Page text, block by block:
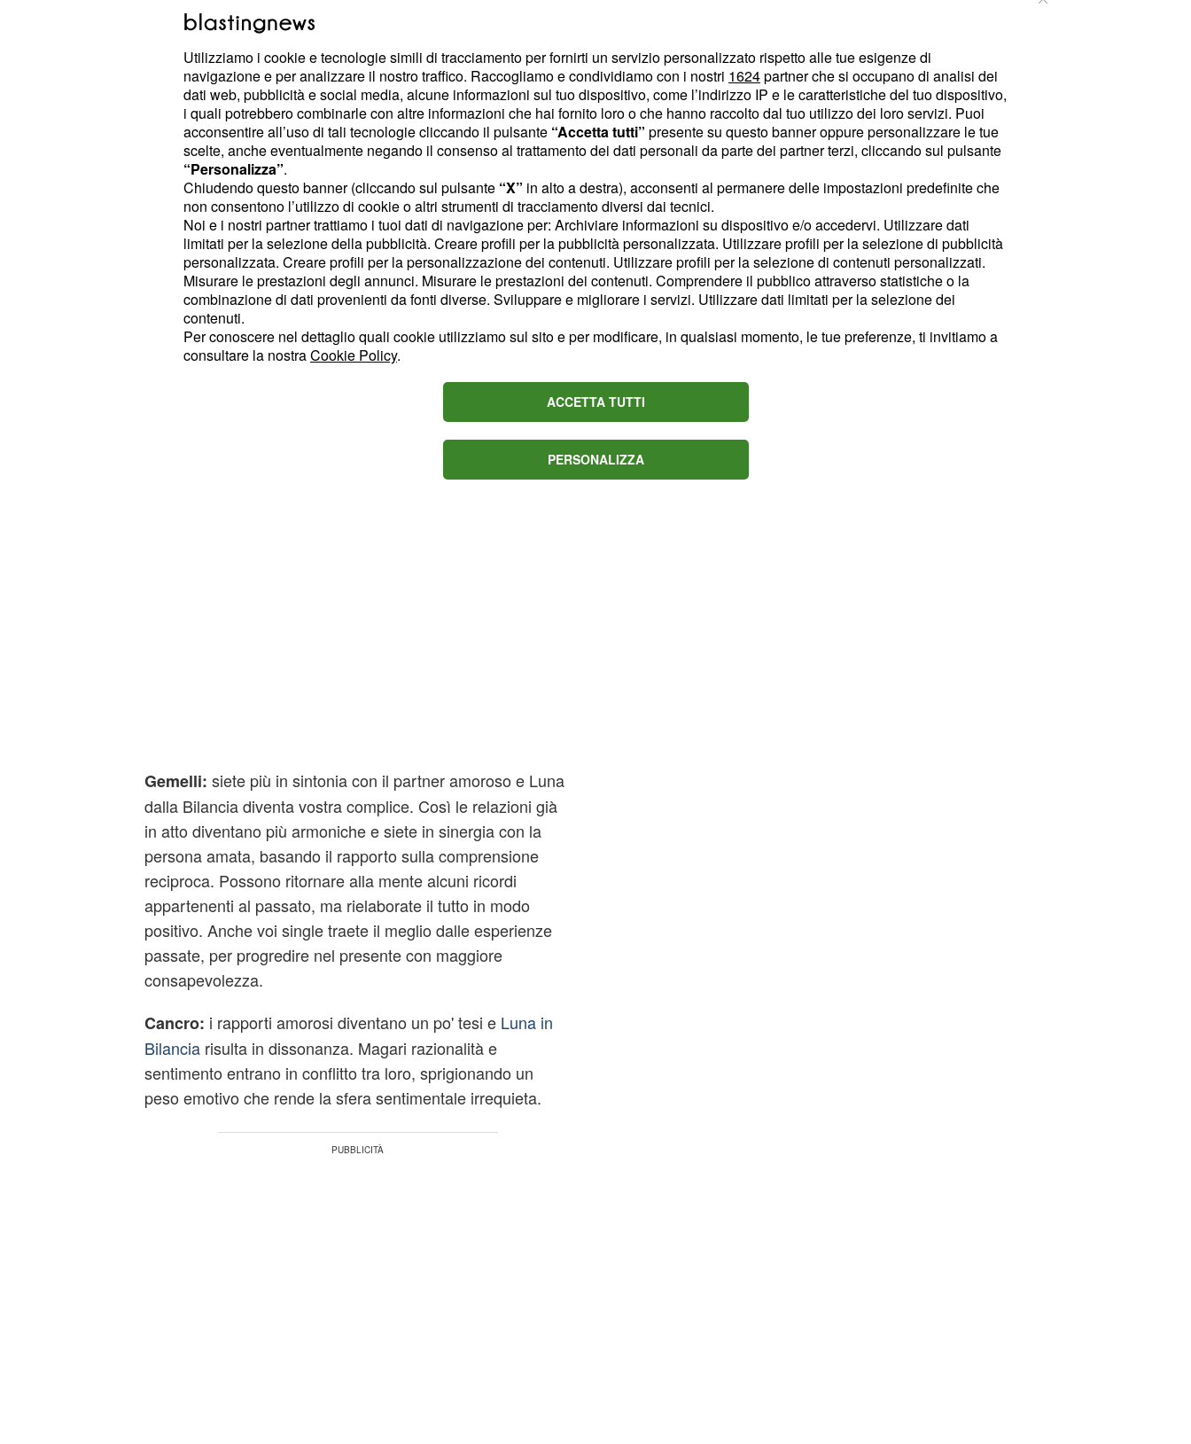
Potete andare fuori dai gangheri per un nonnulla e in amore
ricercate nuovi stimoli che soddisfino i vostri desideri
dirompenti. Cercate di mantenere la calma, sia in amore che
sul lavoro. Forse possono tornare a galla dei problemi celati
da tempo, ma riflettete prima di prendere decisioni affrettate.
i presupposti per conquistare una persona a cui
tenete sono buoni e gli astri sono complici nell'elargire
fascino e loquacità. Passate all'azione, ma con
moderazione: tutto andrà nel verso giusto. Siate più
romantici in amore e ricordate che anche il partner ha
bisogno di dimostrazioni d'affetto. Una nuova forza vi
lambisce e l'influenza benefica di Giove risulta favorevole
anche per ottenere successo in ambito professionale.
Gemelli: siete più in sintonia con il partner amoroso e Luna
dalla Bilancia diventa vostra complice. Così le relazioni già
in atto diventano più armoniche e siete in sinergia con la
persona amata, basando il rapporto sulla comprensione
reciproca. Possono ritornare alla mente alcuni ricordi
appartenenti al passato, ma rielaborate il tutto in modo
positivo. Anche voi single traete il meglio dalle esperienze
passate, per progredire nel presente con maggiore
consapevolezza.
Cancro: i rapporti amorosi diventano un po' tesi eLuna in
Bilancia risulta in dissonanza. Magari razionalità e
sentimento entrano in conflitto tra loro, sprigionando un
peso emotivo che rende la sfera sentimentale irrequieta.
Utilizziamo i cookie e tecnologie simili di tracciamento per fornirti un servizio personalizzato rispetto alle tue esigenze di
navigazione e per analizzare il nostro traffico. Raccogliamo e condividiamo con i nostri 1624partner che si occupano di analisi dei
dati web, pubblicità e social media, alcune informazioni sul tuo dispositivo, come l’indirizzo IP e le caratteristiche del tuo dispositivo,
i quali potrebbero combinarle con altre informazioni che hai fornito loro o che hanno raccolto dal tuo utilizzo dei loro servizi. Puoi
acconsentire all’uso di tali tecnologie cliccando il pulsante “Accetta tutti” presente su questo banner oppure personalizzare le tue
scelte, anche eventualmente negando il consenso al trattamento dei dati personali da parte dei partner terzi, cliccando sul pulsante
“Personalizza”.
Chiudendo questo banner (cliccando sul pulsante “X” in alto a destra), acconsenti al permanere delle impostazioni predefinite che
non consentono l’utilizzo di cookie o altri strumenti di tracciamento diversi dai tecnici.
Noi e i nostri partner trattiamo i tuoi dati di navigazione per: Archiviare informazioni su dispositivo e/o accedervi. Utilizzare dati
limitati per la selezione della pubblicità. Creare profili per la pubblicità personalizzata. Utilizzare profili per la selezione di pubblicità
personalizzata. Creare profili per la personalizzazione dei contenuti. Utilizzare profili per la selezione di contenuti personalizzati.
Misurare le prestazioni degli annunci. Misurare le prestazioni dei contenuti. Comprendere il pubblico attraverso statistiche o la
combinazione di dati provenienti da fonti diverse. Sviluppare e migliorare i servizi. Utilizzare dati limitati per la selezione dei
contenuti.
Per conoscere nel dettaglio quali cookie utilizziamo sul sito e per modificare, in qualsiasi momento, le tue preferenze, ti invitiamo a
consultare la nostraCookie Policy.
ACCETTA TUTTI
PERSONALIZZA